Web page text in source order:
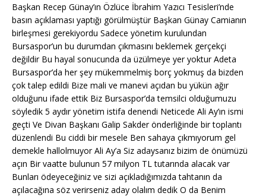
Başkan Recep Günay’ın Özlüce İbrahim Yazıcı Tesisleri’nde
basın açıklaması yaptığı görülmüştür Başkan Günay Camianın
birleşmesi gerekiyordu Sadece yönetim kurulundan
Bursaspor’un bu durumdan çıkmasını beklemek gerçekçi
değildir Bu hayal sonucunda da üzülmeye yer yoktur Adeta
Bursaspor’da her şey mükemmelmiş borç yokmuş da bizden
çok talep edildi Bize mali ve manevi açıdan bu yükün ağır
olduğunu ifade ettik Biz Bursaspor’da temsilci olduğumuzu
söyledik 5 aydır yönetim istifa denendi Neticede Ali Ay’ın ismi
geçti Ve Divan Başkanı Galip Sakder önderliğinde bir toplantı
düzenlendi Bu ciddi bir mesele Ben sahaya çıkmıyorum gel
demekle hallolmuyor Ali Ay’a Siz adaysanız bizim de önümüzü
açın Bir vaatte bulunun 57 milyon TL tutarında alacak var
Bunları ödeyeceğiniz ve sizi açıkladığımızda tahtanın da
açılacağına söz verirseniz aday olalım dedik O da Benim